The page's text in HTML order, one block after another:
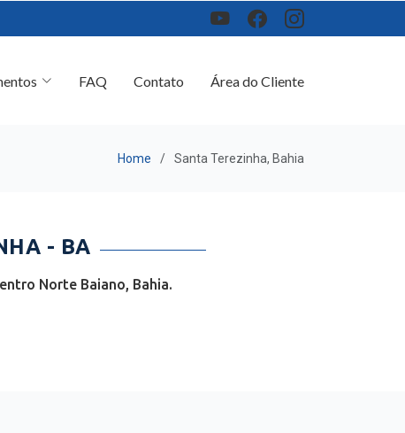
FAQ Contato Área do Cliente
Home Santa Terezinha, Bahia
- BA
Norte Baiano, Bahia.